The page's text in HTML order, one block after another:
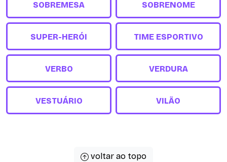
SOBREMESA SOBRENOME
SUPER-HERÓI TIME ESPORTIVO
VERBO VERDURA
VESTUÁRIO VILÃO
voltar ao topo